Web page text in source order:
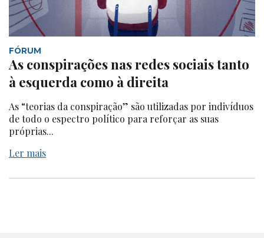
FÓRUM
As conspirações nas redes sociais tanto
à esquerda como à direita
As “teorias da conspiração” são utilizadas por indivíduos
de todo o espectro político para reforçar as suas
próprias...
Ler mais